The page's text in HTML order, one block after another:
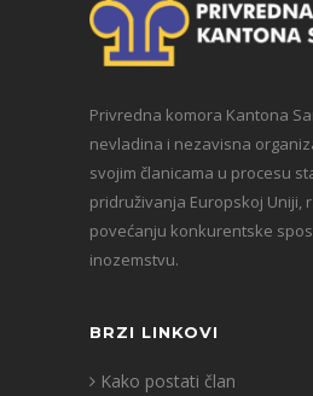
Privredna komora Kantona
nevladina i nezavisna
svojim članicama u procesu
pridruživanja Europskoj Uniji,
povećanju konkurentske
inozemstvu.
BRZI LINKOVI
Kako postati član